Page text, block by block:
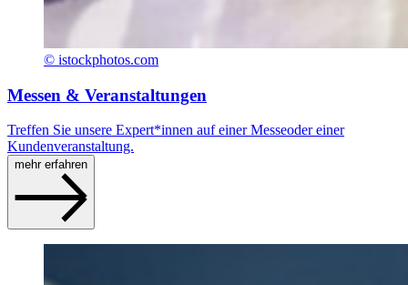
© istockphotos.com
Messen & Veranstaltungen
Treffen Sie unsere Expert*innen auf einer Messeoder einer
Kundenveranstaltung.
mehr erfahren